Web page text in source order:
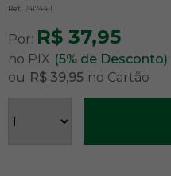
Ref: 741744-1
Por: R$ 37,95
no PIX (5% de Desconto)
ou R$ 39,95 no Cartão